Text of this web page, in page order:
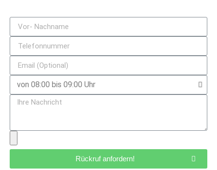
Rückruf anfordern!